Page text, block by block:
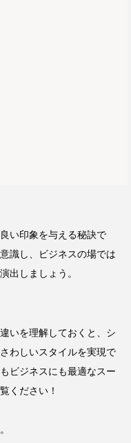
い印象を与える秘訣で
識し、ビジネスの場では
出しましょう。
いを理解しておくと、シ
わしいスタイルを実現で
ビジネスにも最適なスー
ください！